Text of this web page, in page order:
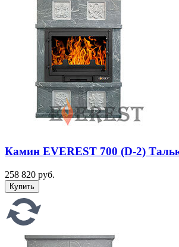
Камин EVEREST 700 (D-2)
258 820 руб.